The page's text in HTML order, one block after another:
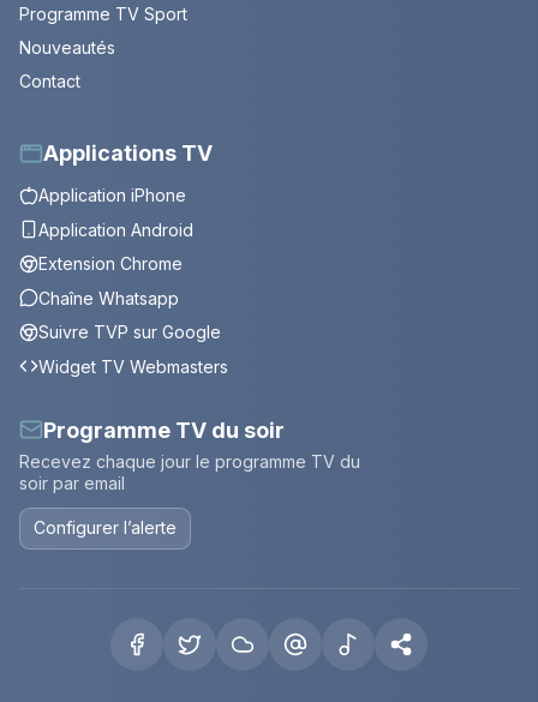
Programme TV Sport
Nouveautés
Contact
Applications TV
Application iPhone
Application Android
Extension Chrome
Chaîne Whatsapp
Suivre TVP sur Google
Widget TV Webmasters
Programme TV du soir
Recevez chaque jour le programme TV du
soir par email
Configurer l’alerte